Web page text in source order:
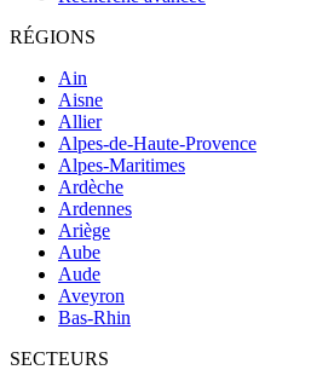
RÉGIONS
Ain
Aisne
Allier
Alpes-de-Haute-Provence
Alpes-Maritimes
Ardèche
Ardennes
Ariège
Aube
Aude
Aveyron
Bas-Rhin
SECTEURS